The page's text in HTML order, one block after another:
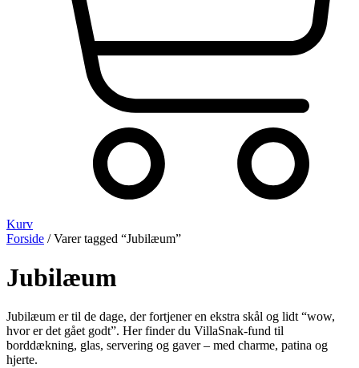
Kurv
Forside / Varer tagged “Jubilæum”
Jubilæum
Jubilæum er til de dage, der fortjener en ekstra skål og lidt “wow,
hvor er det gået godt”. Her finder du VillaSnak-fund til
borddækning, glas, servering og gaver – med charme, patina og
hjerte.